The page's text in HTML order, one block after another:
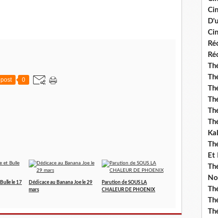
0
le 17
Dédicace au Banana Joe le 29
mars
Parution de SOUS LA
CHALEUR DE PHOENIX
Et